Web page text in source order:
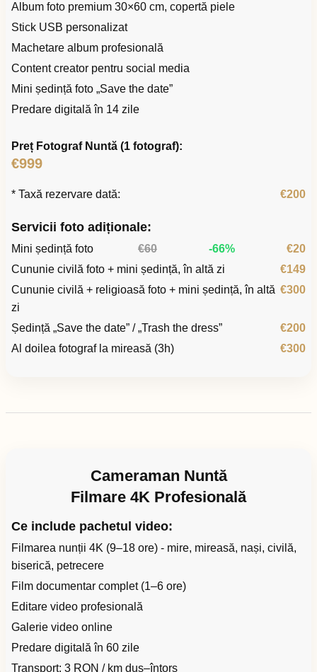
Album foto premium 30×60 cm, copertă piele
Stick USB personalizat
Machetare album profesională
Content creator pentru social media
Mini ședință foto „Save the date”
Predare digitală în 14 zile
Preț Fotograf Nuntă (1 fotograf):
€999
* Taxă rezervare dată: €200
Servicii foto adiționale:
Mini ședință foto €60 -66%
€20
Cununie civilă foto + mini ședință, în altă zi
€149
Cununie civilă + religioasă foto + mini ședință, în altă
zi
€300
Ședință „Save the date” / „Trash the dress”
€200
Al doilea fotograf la mireasă (3h)
€300
Cameraman Nuntă
Filmare 4K Profesională
Ce include pachetul video:
Filmarea nunții 4K (9–18 ore) - mire, mireasă, nași, civilă,
biserică, petrecere
Film documentar complet (1–6 ore)
Editare video profesională
Galerie video online
Predare digitală în 60 zile
Transport: 3 RON / km dus–întors